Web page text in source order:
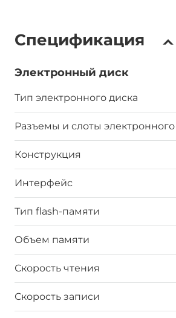
Спецификация
Электронный диск
Тип электронного диска
Разъемы и слоты электронного
Конструкция
Интерфейс
Тип flash-памяти
Объем памяти
Скорость чтения
Скорость записи